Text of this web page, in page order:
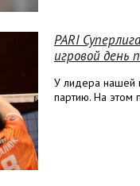
PARI
игровой день
У лидера нашей
партию. На этом